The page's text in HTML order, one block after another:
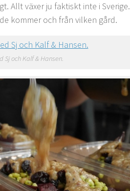
Allt växer ju faktiskt inte i Sverige.
kommer och från vilken gård.
Sj och Kalf & Hansen.